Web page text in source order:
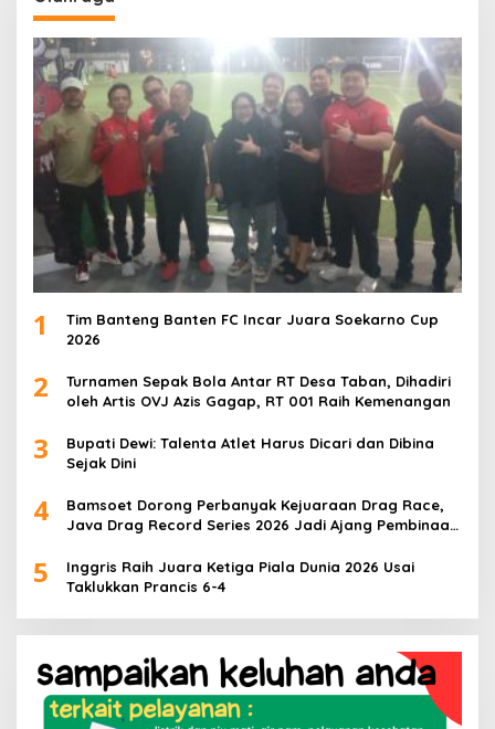
1
Tim Banteng Banten FC Incar Juara Soekarno Cup
2026
2
Turnamen Sepak Bola Antar RT Desa Taban, Dihadiri
oleh Artis OVJ Azis Gagap, RT 001 Raih Kemenangan
3
Bupati Dewi: Talenta Atlet Harus Dicari dan Dibina
Sejak Dini
4
Bamsoet Dorong Perbanyak Kejuaraan Drag Race,
Java Drag Record Series 2026 Jadi Ajang Pembinaan
5
Inggris Raih Juara Ketiga Piala Dunia 2026 Usai
Taklukkan Prancis 6-4